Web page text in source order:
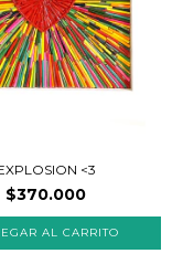
<3
$370.000